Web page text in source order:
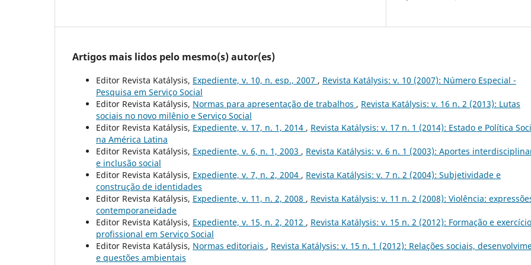
Artigos mais lidos pelo mesmo(s) autor(es)
Editor Revista Katálysis, Expediente, v. 10, n. esp., 2007 , Revista Katálysis: v. 10 (2007): Número Especial -
Pesquisa em Serviço Social
Editor Revista Katálysis, Normas para apresentação de trabalhos , Revista Katálysis: v. 16 n. 2 (2013): Lutas
sociais no novo milênio e Serviço Social
Editor Revista Katálysis, Expediente, v. 17, n. 1, 2014 , Revista Katálysis: v. 17 n. 1 (2014): Estado e Política
na América Latina
Editor Revista Katálysis, Expediente, v. 6, n. 1, 2003 , Revista Katálysis: v. 6 n. 1 (2003): Aportes
e inclusão social
Editor Revista Katálysis, Expediente, v. 7, n. 2, 2004 , Revista Katálysis: v. 7 n. 2 (2004): Subjetividade e
construção de identidades
Editor Revista Katálysis, Expediente, v. 11, n. 2, 2008 , Revista Katálysis: v. 11 n. 2 (2008): Violência:
contemporaneidade
Editor Revista Katálysis, Expediente, v. 15, n. 2, 2012 , Revista Katálysis: v. 15 n. 2 (2012): Formação e exercício
profissional em Serviço Social
Editor Revista Katálysis, Normas editoriais , Revista Katálysis: v. 15 n. 1 (2012): Relações sociais,
e questões ambientais